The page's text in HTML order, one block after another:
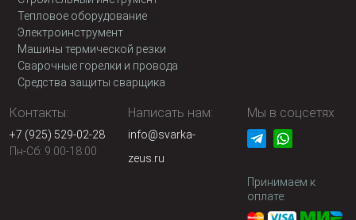
Тепловое оборудование
Электроинструмент
Машины термической резки
Сварочные горелки и провода
Средства защиты сварщика
Контакты:
+7 (925) 529-02-28
Пн-Сб: 9:00-18:00
Написать нам:
info@svarka-
zeus.ru
Мы в соцсетях
Принимаем к
оплате: